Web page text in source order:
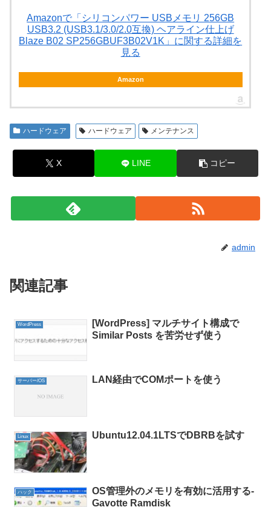
Amazonで「シリコンパワー USBメモリ 256GB
USB3.2 (USB3.1/3.0/2.0互換) ヘアライン仕上げ
Blaze B02 SP256GBUF3B02V1K」に関する詳細を
見る
Amazon
ハードウェア ハードウェア メンテナンス
X LINE コピー
admin
関連記事
WordPress
[WordPress] マルチサイト構成で
Similar Posts を苦労せず使う
サーバー/OS LAN経由でCOMポートを使う
Linux Ubuntu12.04.1LTSでDBRBを試す
ハック
OS管理外のメモリを有効に活用する-
Gavotte Ramdisk